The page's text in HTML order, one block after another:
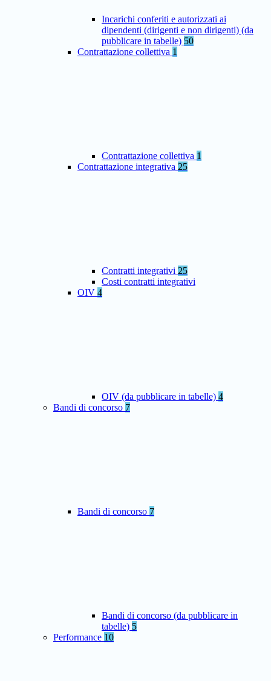
Incarichi conferiti e autorizzati ai
dipendenti (dirigenti e non dirigenti) (da
pubblicare in tabelle) 50
Contrattazione collettiva 1
Contrattazione collettiva 1
Contrattazione integrativa 25
Contratti integrativi 25
Costi contratti integrativi
OIV 4
OIV (da pubblicare in tabelle) 4
Bandi di concorso 7
Bandi di concorso 7
Bandi di concorso (da pubblicare in
tabelle) 5
Performance 10